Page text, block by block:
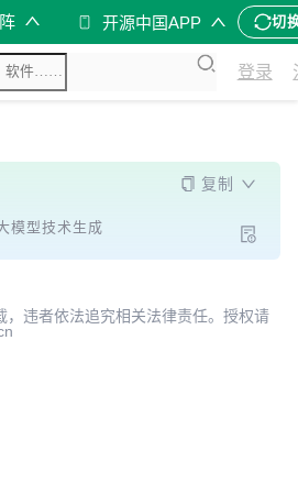
开源中国APP 切
登录
复制
模型技术生成
，违者依法追究相关法律责任。授权请